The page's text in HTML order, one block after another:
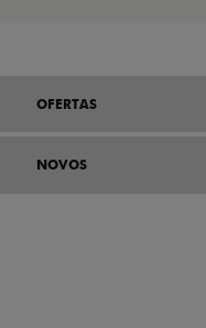
OFERTAS
NOVOS